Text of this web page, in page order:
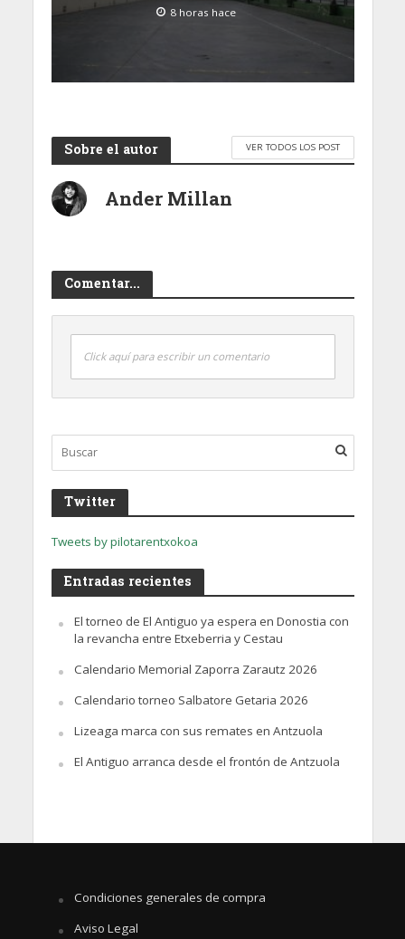
8 horas hace
Sobre el autor VER TODOS LOS POST
Ander Millan
Comentar...
Click aquí para escribir un comentario
Twitter
Tweets by pilotarentxokoa
Entradas recientes
El torneo de El Antiguo ya espera en Donostia con
la revancha entre Etxeberria y Cestau
Calendario Memorial Zaporra Zarautz 2026
Calendario torneo Salbatore Getaria 2026
Lizeaga marca con sus remates en Antzuola
El Antiguo arranca desde el frontón de Antzuola
Condiciones generales de compra
Aviso Legal